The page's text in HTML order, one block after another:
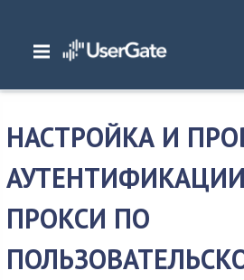
Главная/ Документация/Общие сведения
/
НАСТРОЙКА И
АУТЕНТИФИКАЦИИ
ПРОКСИ ПО